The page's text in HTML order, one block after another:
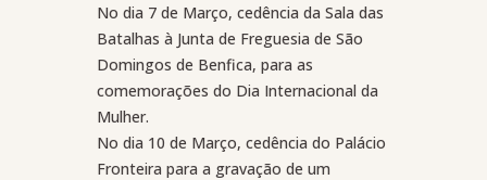
No dia 7 de Março, cedência da Sala das
Batalhas à Junta de Freguesia de São
Domingos de Benfica, para as
comemorações do Dia Internacional da
Mulher.
No dia 10 de Março, cedência do Palácio
Fronteira para a gravação de um